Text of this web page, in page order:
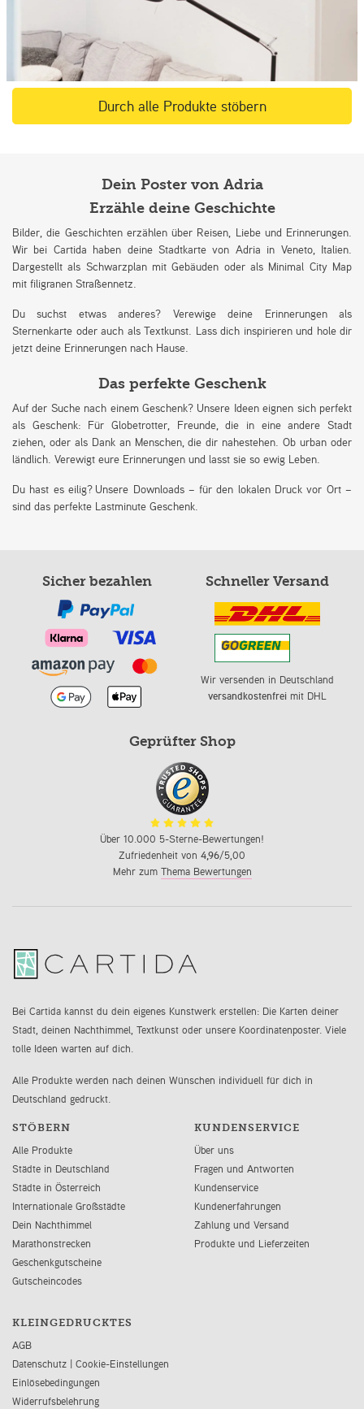
Durch alle Produkte stöbern
Dein Poster von Adria
Erzähle deine Geschichte
Bilder, die Geschichten erzählen über Reisen, Liebe und Erinnerungen.
Wir bei Cartida haben deine Stadtkarte von Adria in Veneto, Italien.
Dargestellt als Schwarzplan mit Gebäuden oder als Minimal City Map
mit filigranen Straßennetz.
Du suchst etwas anderes? Verewige deine Erinnerungen als
Sternenkarte oder auch als Textkunst. Lass dich inspirieren und hole dir
jetzt deine Erinnerungen nach Hause.
Das perfekte Geschenk
Auf der Suche nach einem Geschenk? Unsere Ideen eignen sich perfekt
als Geschenk: Für Globetrotter, Freunde, die in eine andere Stadt
ziehen, oder als Dank an Menschen, die dir nahestehen. Ob urban oder
ländlich. Verewigt eure Erinnerungen und lasst sie so ewig Leben.
Du hast es eilig? Unsere Downloads – für den lokalen Druck vor Ort –
sind das perfekte Lastminute Geschenk.
Sicher bezahlen Schneller Versand
Wir versenden in Deutschland
versandkostenfreimit DHL
Geprüfter Shop
Über 10.000 5-Sterne-Bewertungen!
Zufriedenheit von 4,96/5,00
Mehr zum Thema Bewertungen
Bei Cartida kannst du dein eigenes Kunstwerk erstellen: Die Karten deiner
Stadt, deinen Nachthimmel, Textkunst oder unsere Koordinatenposter. Viele
tolle Ideen warten auf dich.
Alle Produkte werden nach deinen Wünschen individuell für dich in
Deutschland gedruckt.
STÖBERN
Alle Produkte
Städte in Deutschland
Städte in Österreich
Internationale Großstädte
Dein Nachthimmel
Marathonstrecken
Geschenkgutscheine
Gutscheincodes
KUNDENSERVICE
Über uns
Fragen und Antworten
Kundenservice
Kundenerfahrungen
Zahlung und Versand
Produkte und Lieferzeiten
KLEINGEDRUCKTES
AGB
Datenschutz | Cookie-Einstellungen
Einlösebedingungen
Widerrufsbelehrung